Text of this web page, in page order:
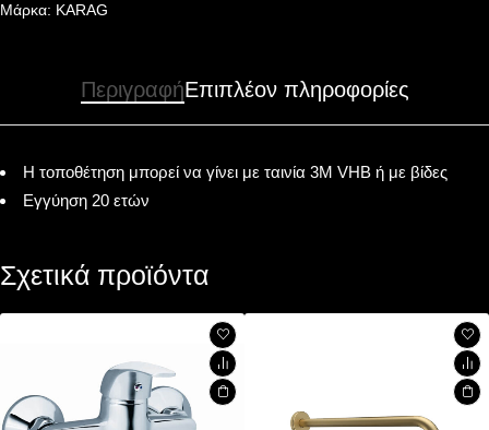
Μάρκα: KARAG
ΠεριγραφήΕπιπλέον πληροφορίες
Η τοποθέτηση μπορεί να γίνει με ταινία 3Μ VHB ή με βίδες
Εγγύηση 20 ετών
Σχετικά προϊόντα